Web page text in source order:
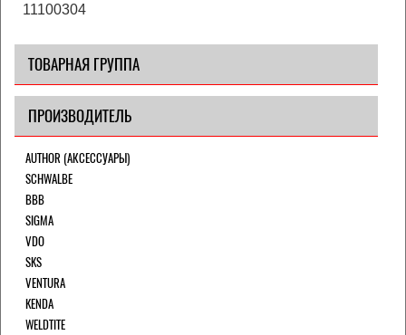
11100304
ТОВАРНАЯ ГРУППА
ПРОИЗВОДИТЕЛЬ
AUTHOR (АКСЕССУАРЫ)
SCHWALBE
BBB
SIGMA
VDO
SKS
VENTURA
KENDA
WELDTITE